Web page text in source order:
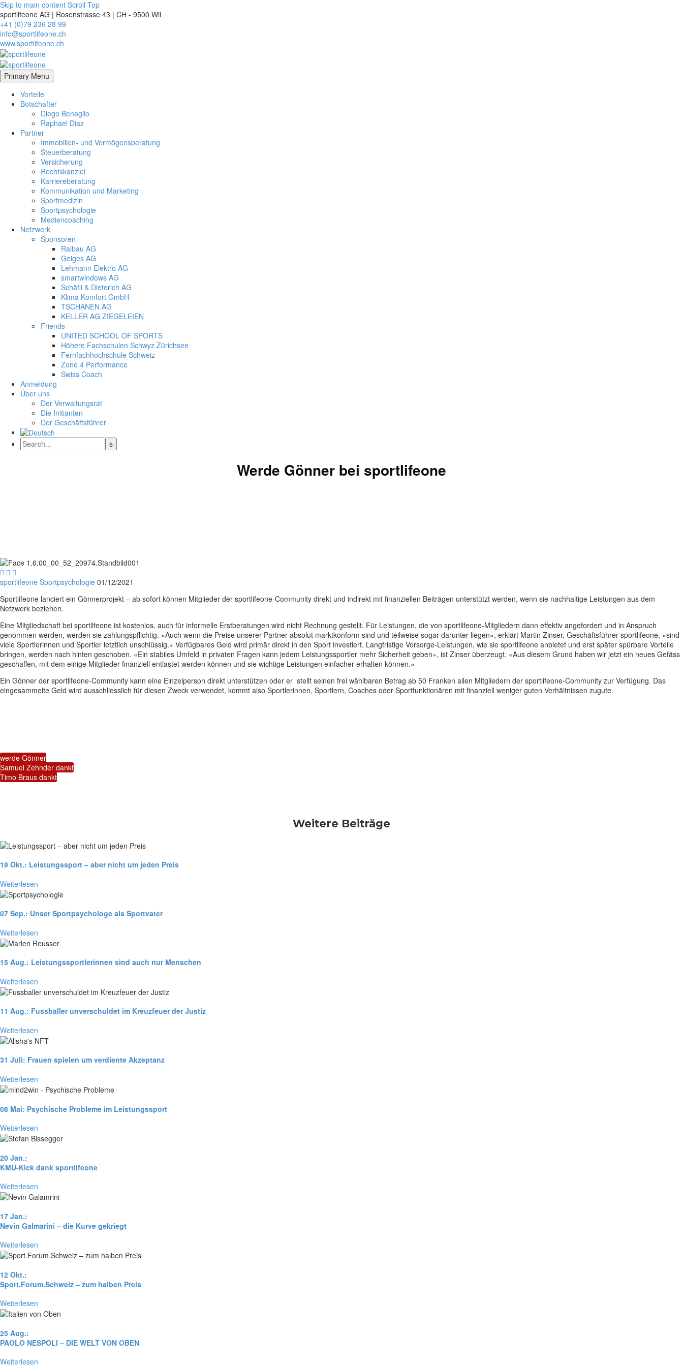
Skip to main content Scroll Top
sportlifeone AG | Rosenstrasse 43 | CH - 9500 Wil
+41 (0)79 236 28 99
info@sportlifeone.ch
www.sportlifeone.ch
Primary Menu
Vorteile
Botschafter
Diego Benaglio
Raphael Diaz
Partner
Immobilien- und Vermögensberatung
Steuerberatung
Versicherung
Rechtskanzlei
Karriereberatung
Kommunikation und Marketing
Sportmedizin
Sportpsychologie
Mediencoaching
Netzwerk
Sponsoren
Ralbau AG
Geiges AG
Lehmann Elektro AG
smartwindows AG
Schäfli & Dieterich AG
Klima Komfort GmbH
TSCHANEN AG
KELLER AG ZIEGELEIEN
Friends
UNITED SCHOOL OF SPORTS
Höhere Fachschulen Schwyz Zürichsee
Fernfachhochschule Schweiz
Zone 4 Performance
Swiss Coach
Anmeldung
Über uns
Der Verwaltungsrat
Die Initianten
Der Geschäftsführer
Werde Gönner bei sportlifeone
  
sportlifeone Sportpsychologie 01/12/2021
Sportlifeone lanciert ein Gönnerprojekt – ab sofort können Mitglieder der sportlifeone-Community direkt und indirekt mit finanziellen Beiträgen unterstützt werden, wenn sie nachhaltige Leistungen aus dem
Netzwerk beziehen.
Eine Mitgliedschaft bei sportlifeone ist kostenlos, auch für informelle Erstberatungen wird nicht Rechnung gestellt. Für Leistungen, die von sportlifeone-Mitgliedern dann effektiv angefordert und in Anspruch
genommen werden, werden sie zahlungspflichtig. «Auch wenn die Preise unserer Partner absolut marktkonform sind und teilweise sogar darunter liegen», erklärt Martin Zinser, Geschäftsführer sportlifeone, «sind
viele Sportlerinnen und Sportler letztlich unschlüssig.» Verfügbares Geld wird primär direkt in den Sport investiert. Langfristige Vorsorge-Leistungen, wie sie sportlifeone anbietet und erst später spürbare Vorteile
bringen, werden nach hinten geschoben. «Ein stabiles Umfeld in privaten Fragen kann jedem Leistungssportler mehr Sicherheit geben», ist Zinser überzeugt. «Aus diesem Grund haben wir jetzt ein neues Gefäss
geschaffen, mit dem einige Mitglieder finanziell entlastet werden können und sie wichtige Leistungen einfacher erhalten können.»
Ein Gönner der sportlifeone-Community kann eine Einzelperson direkt unterstützen oder er stellt seinen frei wählbaren Betrag ab 50 Franken allen Mitgliedern der sportlifeone-Community zur Verfügung. Das
eingesammelte Geld wird ausschliesslich für diesen Zweck verwendet, kommt also Sportlerinnen, Sportlern, Coaches oder Sportfunktionären mit finanziell weniger guten Verhältnissen zugute.
werde Gönner
Samuel Zehnder dankt
Timo Braus dankt
Weitere Beiträge
19 Okt.: Leistungssport – aber nicht um jeden Preis
Weiterlesen
07 Sep.: Unser Sportpsychologe als Sportvater
Weiterlesen
15 Aug.: Leistungssportlerinnen sind auch nur Menschen
Weiterlesen
11 Aug.: Fussballer unverschuldet im Kreuzfeuer der Justiz
Weiterlesen
31 Juli: Frauen spielen um verdiente Akzeptanz
Weiterlesen
08 Mai: Psychische Probleme im Leistungssport
Weiterlesen
20 Jan.:
KMU-Kick dank sportlifeone
Weiterlesen
17 Jan.:
Nevin Galmarini – die Kurve gekriegt
Weiterlesen
12 Okt.:
Sport.Forum.Schweiz – zum halben Preis
Weiterlesen
25 Aug.:
PAOLO NESPOLI – DIE WELT VON OBEN
Weiterlesen